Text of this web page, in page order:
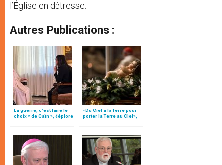
l’Église en détresse.
Autres Publications :
La guerre, c’est faire le
choix « de Caïn », déplore
«Du Ciel à la Terre pour
porter la Terre au Ciel»,